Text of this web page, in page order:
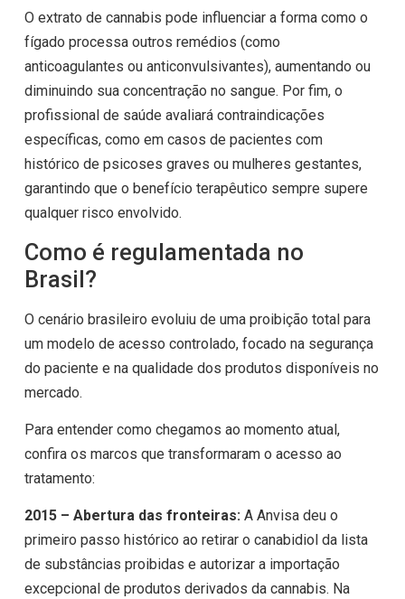
O extrato de cannabis pode influenciar a forma como o
fígado processa outros remédios (como
anticoagulantes ou anticonvulsivantes), aumentando ou
diminuindo sua concentração no sangue. Por fim, o
profissional de saúde avaliará contraindicações
específicas, como em casos de pacientes com
histórico de psicoses graves ou mulheres gestantes,
garantindo que o benefício terapêutico sempre supere
qualquer risco envolvido.
Como é regulamentada no
Brasil?
O cenário brasileiro evoluiu de uma proibição total para
um modelo de acesso controlado, focado na segurança
do paciente e na qualidade dos produtos disponíveis no
mercado.
Para entender como chegamos ao momento atual,
confira os marcos que transformaram o acesso ao
tratamento:
2015 – Abertura das fronteiras:A Anvisa deu o
primeiro passo histórico ao retirar o canabidiol da lista
de substâncias proibidas e autorizar a importação
excepcional de produtos derivados da cannabis. Na